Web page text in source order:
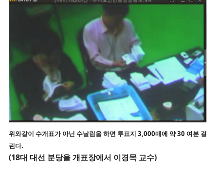
위와같이 수개표가 아닌 수날림을 하면 투표지 3,000매에 약 30 여분 걸
린다.
(18대 대선 분당을 개표장에서 이경목 교수)